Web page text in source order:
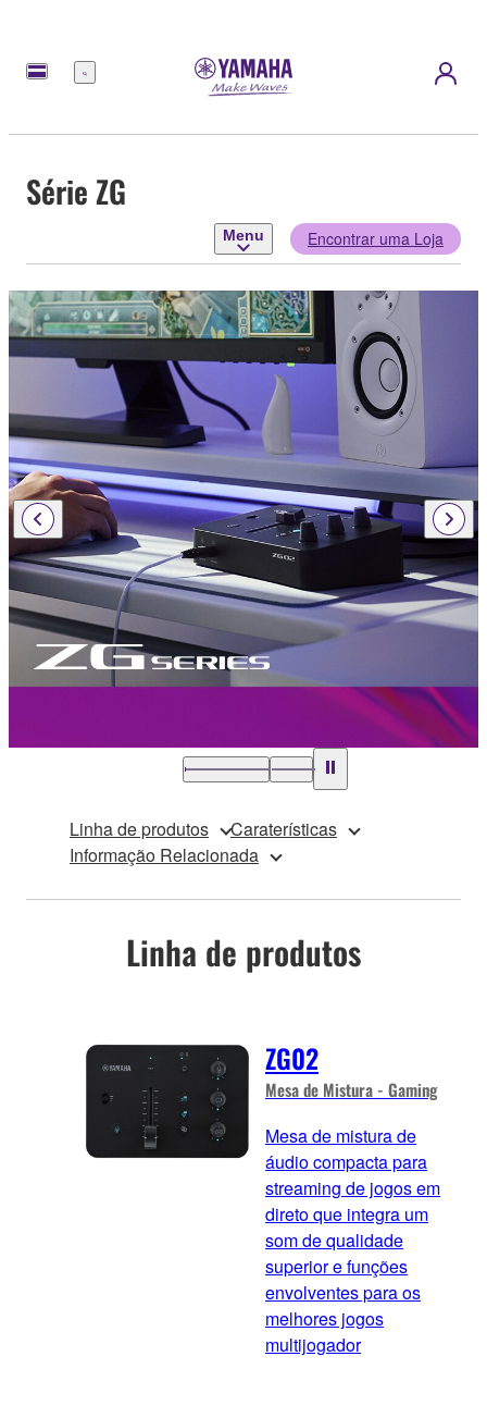
Menu
Série ZG
Menu Encontrar uma Loja
Linha de produtos
Caraterísticas
Informação Relacionada
Linha de produtos
ZG02
Mesa de Mistura - Gaming
Mesa de mistura de
áudio compacta para
streaming de jogos em
direto que integra um
som de qualidade
superior e funções
envolventes para os
melhores jogos
multijogador